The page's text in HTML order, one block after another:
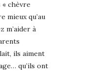
chèvre
mieux qu’au
m’aider à
ils aiment
qu’ils ont